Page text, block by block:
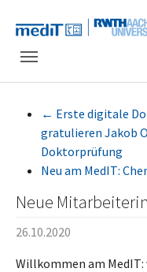
← Erste digitale
gratulieren Jakob
Doktorprüfung
Neu am MedIT:
Neue
26.10.2020
Willkommen am MedIT: